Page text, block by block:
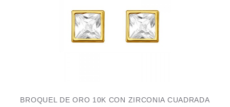
BROQUEL DE ORO 10K CON ZIRCONIA CUADRADA